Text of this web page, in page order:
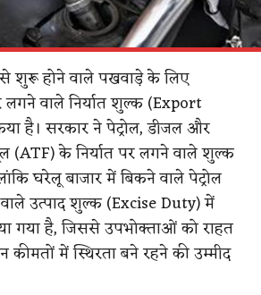
शुरू होने वाले पखवाड़े के लिए
लगने वाले निर्यात शुल्क (Export
है। सरकार ने पेट्रोल, डीजल और
(ATF) के निर्यात पर लगने वाले शुल्क
घरेलू बाजार में बिकने वाले पेट्रोल
उत्पाद शुल्क (Excise Duty) में
गया है, जिससे उपभोक्ताओं को राहत
में स्थिरता बने रहने की उम्मीद